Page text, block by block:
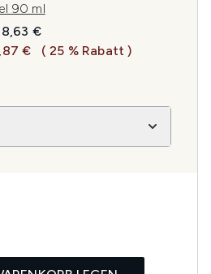
90 ml
Preisempfehlung:
Aktueller Preis:
8,63 €
€
( 25 % Rabatt )